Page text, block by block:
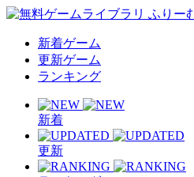
新着ゲーム
更新ゲーム
ランキング
新着
更新